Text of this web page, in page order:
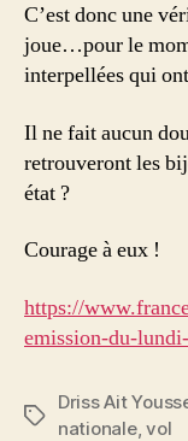
C’est donc une
joue…pour le
interpellées qui
Il ne fait aucun
retrouveront les
état ?
Courage à eux !
https://
emission-du-
Étiquettes
Driss Ait
nationale,vol